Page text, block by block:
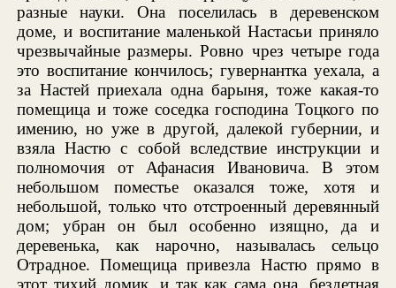
разные науки. Она поселилась в деревенском
доме, и воспитание маленькой Настасьи приняло
чрезвычайные размеры. Ровно чрез четыре года
это воспитание кончилось; гувернантка уехала, а
за Настей приехала одна барыня, тоже какая-то
помещица и тоже соседка господина Тоцкого по
имению, но уже в другой, далекой губернии, и
взяла Настю с собой вследствие инструкции и
полномочия от Афанасия Ивановича. В этом
небольшом поместье оказался тоже, хотя и
небольшой, только что отстроенный деревянный
дом; убран он был особенно изящно, да и
деревенька, как нарочно, называлась сельцо
Отрадное. Помещица привезла Настю прямо в
этот тихий домик, и так как сама она, бездетная